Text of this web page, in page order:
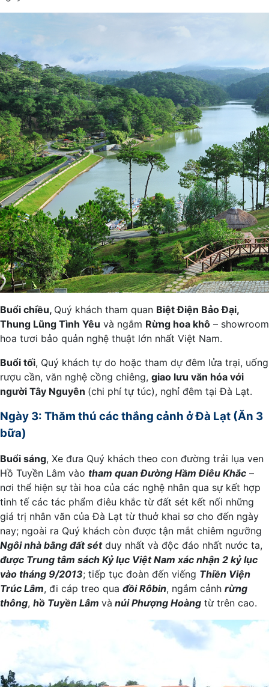
Buổi chiều, Quý khách tham quan Biệt Điện Bảo Đại,
Thung Lũng Tình Yêu và ngắm Rừng hoa khô – showroom
hoa tươi bảo quản nghệ thuật lớn nhất Việt Nam.
Buổi tối, Quý khách tự do hoặc tham dự đêm lửa trại, uống
rượu cần, văn nghệ cồng chiêng, giao lưu văn hóa với
người Tây Nguyên (chi phí tự túc), nghỉ đêm tại Đà Lạt.
Ngày 3: Thăm thú các thắng cảnh ở Đà Lạt (Ăn 3
bữa)
Buổi sáng, Xe đưa Quý khách theo con đường trải lụa ven
Hồ Tuyền Lâm vào tham quan Đường Hầm Điêu Khắc –
nơi thể hiện sự tài hoa của các nghệ nhân qua sự kết hợp
tinh tế các tác phẩm điêu khắc từ đất sét kết nối những
giá trị nhân văn của Đà Lạt từ thuở khai sơ cho đến ngày
nay; ngoài ra Quý khách còn được tận mắt chiêm ngưỡng
Ngôi nhà bằng đất sétduy nhất và độc đáo nhất nước ta,
được Trung tâm sách Kỷ lục Việt Nam xác nhận 2 kỷ lục
vào tháng 9/2013; tiếp tục đoàn đến viếng Thiền Viện
Trúc Lâm, đi cáp treo qua đồi Rôbin, ngắm cảnh rừng
thông, hồ Tuyền Lâm và núi Phượng Hoàng từ trên cao.